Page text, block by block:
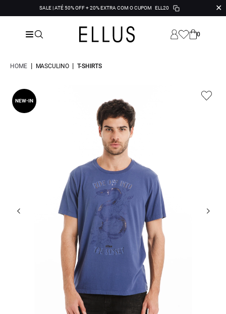
SALE | ATÉ 50% OFF + 20% EXTRA COM O CUPOM ELL20 ✕
0
HOME | MASCULINO | T-SHIRTS
NEW-IN